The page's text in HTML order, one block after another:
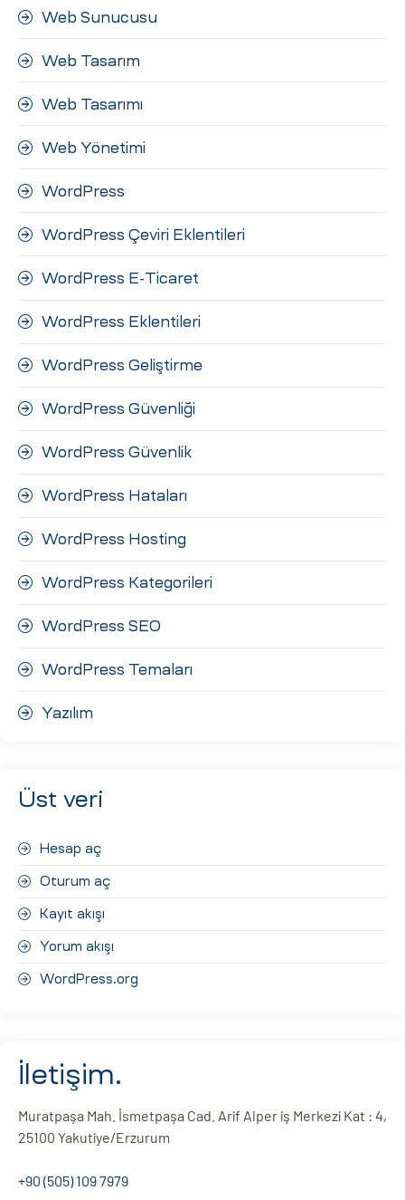
Web Sunucusu
Web Tasarım
Web Tasarımı
Web Yönetimi
WordPress
WordPress Çeviri Eklentileri
WordPress E-Ticaret
WordPress Eklentileri
WordPress Geliştirme
WordPress Güvenliği
WordPress Güvenlik
WordPress Hataları
WordPress Hosting
WordPress Kategorileri
WordPress SEO
WordPress Temaları
Yazılım
Üst veri
Hesap aç
Oturum aç
Kayıt akışı
Yorum akışı
WordPress.org
İletişim.
Muratpaşa Mah. İsmetpaşa Cad. Arif Alper iş Merkezi Kat : 4,
25100 Yakutiye/Erzurum
+90 (505) 109 7979